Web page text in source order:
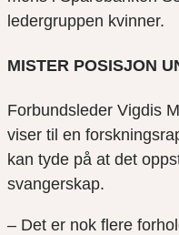
ledergruppen kvinner.
MISTER POSISJON
Forbundsleder Vigdis
viser til en
kan tyde på at det
svangerskap.
– Det er nok flere